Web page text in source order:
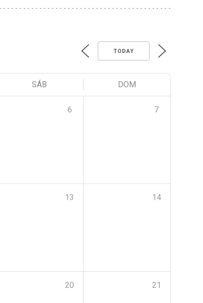
TODAY
SÁB DOM
6 7
13 14
20 21